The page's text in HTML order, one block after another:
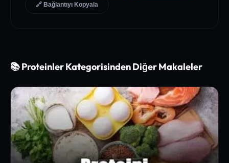
🔗 Bağlantıyı Kopyala
📚 Proteinler Kategorisinden Diğer Makaleler